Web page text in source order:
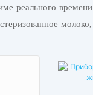
реального